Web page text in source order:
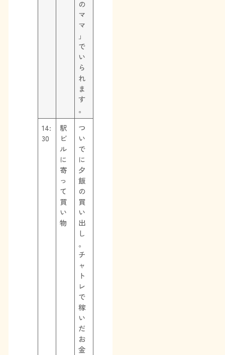
の
マ
マ
」
で
い
ら
れ
ま
す
。
14:
30
駅
ビ
ル
に
寄
っ
て
買
い
物
つ
い
で
に
夕
飯
の
買
い
出
し
。
チ
ャ
ト
レ
で
稼
い
だ
お
金